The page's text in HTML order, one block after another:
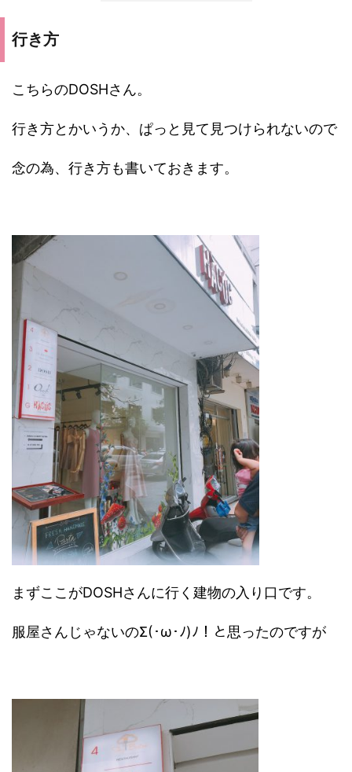
行き方
こちらのDOSHさん。
行き方とかいうか、ぱっと見て見つけられないので
念の為、行き方も書いておきます。
まずここがDOSHさんに行く建物の入り口です。
服屋さんじゃないのΣ(･ω･ﾉ)ﾉ！と思ったのですが